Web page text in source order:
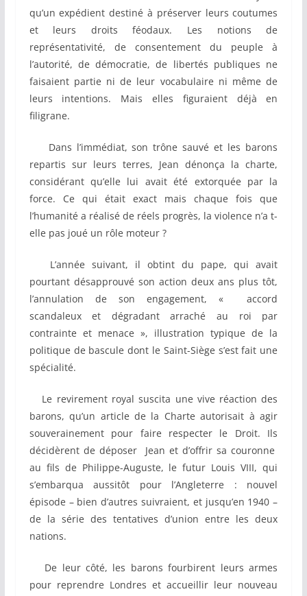
qu’un expédient destiné à préserver leurs coutumes
et leurs droits féodaux. Les notions de
représentativité, de consentement du peuple à
l’autorité, de démocratie, de libertés publiques ne
faisaient partie ni de leur vocabulaire ni même de
leurs intentions. Mais elles figuraient déjà en
filigrane.
Dans l’immédiat, son trône sauvé et les barons
repartis sur leurs terres, Jean dénonça la charte,
considérant qu’elle lui avait été extorquée par la
force. Ce qui était exact mais chaque fois que
l’humanité a réalisé de réels progrès, la violence n’a t-
elle pas joué un rôle moteur ?
L’année suivant, il obtint du pape, qui avait
pourtant désapprouvé son action deux ans plus tôt,
l’annulation de son engagement, « accord
scandaleux et dégradant arraché au roi par
contrainte et menace », illustration typique de la
politique de bascule dont le Saint-Siège s’est fait une
spécialité.
Le revirement royal suscita une vive réaction des
barons, qu’un article de la Charte autorisait à agir
souverainement pour faire respecter le Droit. Ils
décidèrent de déposer Jean et d’offrir sa couronne
au fils de Philippe-Auguste, le futur Louis VIII, qui
s’embarqua aussitôt pour l’Angleterre : nouvel
épisode – bien d’autres suivraient, et jusqu’en 1940 –
de la série des tentatives d’union entre les deux
nations.
De leur côté, les barons fourbirent leurs armes
pour reprendre Londres et accueillir leur nouveau